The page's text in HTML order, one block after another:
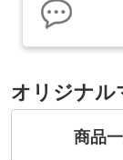
オリジナ
商品